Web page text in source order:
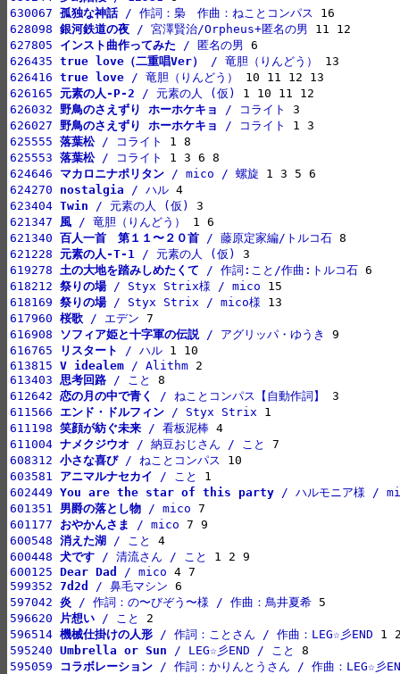
630067 孤独な神話 / 作詞：梟　作曲：ねことコンパス
628098 銀河鉄道の夜 / 宮澤賢治/Orpheus+匿名の男
627805 インスト曲作ってみた / 匿名の男
626435 true love（二重唱Ver） / 竜胆（りんどう）
626416 true love / 竜胆（りんどう）
626165 元素の人-P-2 / 元素の人 (仮)
626032 野鳥のさえずり ホーホケキョ / コライト
626027 野鳥のさえずり ホーホケキョ / コライト
625555 落葉松 / コライト
625553 落葉松 / コライト
624646 マカロニナポリタン / mico / 螺旋
624270 nostalgia / ハル
623404 Twin / 元素の人 (仮)
621347 風 / 竜胆（りんどう）
621340 百人一首　第１１〜２０首 / 藤原定家編/トルコ石
621228 元素の人-T-1 / 元素の人 (仮)
619278 土の大地を踏みしめたくて / 作詞:こと/作曲:トルコ石
618212 祭りの場 / Styx Strix様 / mico
618169 祭りの場 / Styx Strix / mico様
617960 桜歌 / エデン
616908 ソフィア姫と十字軍の伝説 / アグリッパ・ゆうき
616765
リスタート / ハル
613815 V idealem / Alithm
613403 思考回路 / こと
612642 恋の月の中で青く / ねことコンパス【自動作詞】
611566 エンド・ドルフィン / Styx Strix
611198 笑顔が紡ぐ未来 / 看板泥棒
611004 ナメクジウオ / 納豆おじさん / こと
608312 小さな喜び / ねことコンパス
603581 アニマルナセカイ / こと
602449 You are the star of this party / ハルモニア様 /
601351 男爵の落とし物 / mico
601177 おやかんさま / mico
600548 消えた湖 / こと
600448 犬です / 清流さん / こと
600125 Dear Dad / mico
599352 7d2d / 鼻毛マシン
597042 炎 / 作詞：の〜びぞう〜様 / 作曲：鳥井夏希
596620
片想い / こと
596514 機械仕掛けの人形 / 作詞：ことさん / 作曲：LEG☆彡END
595240 Umbrella or Sun / LEG☆彡END / こと
595059
コラボレーション / 作詞：かりんとうさん / 作曲：LEG☆彡